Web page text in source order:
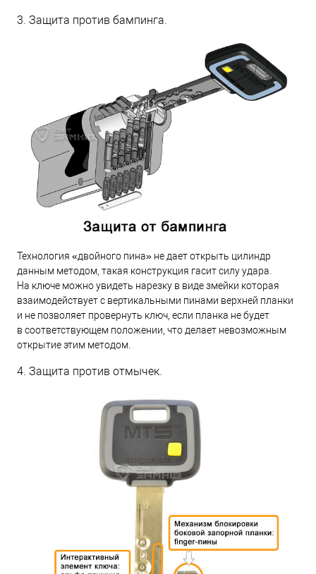
3. Защита против бампинга.
Технология «двойного пина» не дает открыть цилиндр
данным методом, такая конструкция гасит силу удара.
На ключе можно увидеть нарезку в виде змейки которая
взаимодействует с вертикальными пинами верхней планки
и не позволяет провернуть ключ, если планка не будет
в соответствующем положении, что делает невозможным
открытие этим методом.
4. Защита против отмычек.